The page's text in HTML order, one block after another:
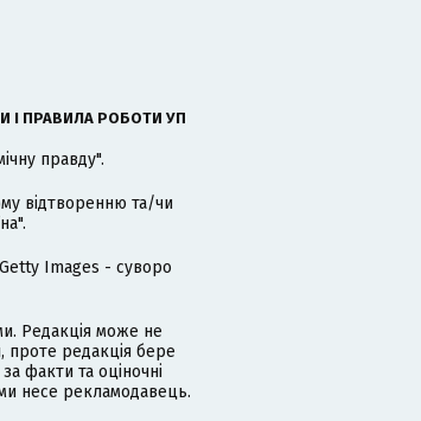
І ПРАВИЛА РОБОТИ УП
правду".
відтворенню та/чи
Images - суворо
Редакція може не
редакція бере
факти та оціночні
несе рекламодавець.